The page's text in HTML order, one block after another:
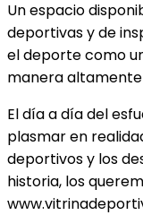
Un espacio
deportivas y de
el deporte como
manera
El día a día del
plasmar en
deportivos y los
historia, los